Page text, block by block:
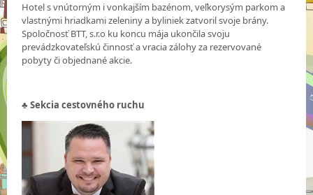
Hotel s vnútorným i vonkajším bazénom, veľkorysým parkom a
vlastnými hriadkami zeleniny a byliniek zatvoril svoje brány.
Spoločnosť BTT, s.r.o ku koncu mája ukončila svoju
prevádzkovateľskú činnosť a vracia zálohy za rezervované
pobyty či objednané akcie.
♣Sekcia cestovného ruchu